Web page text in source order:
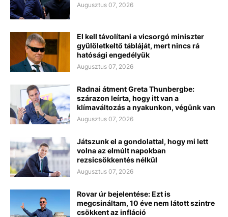
Augusztus 07, 2026
El kell távolítani a vicsorgó miniszter
gyülöletkeltő tábláját, mert nincs rá
hatósági engedélyük
Augusztus 07, 2026
Radnai átment Greta Thunbergbe:
szárazon leírta, hogy itt van a
klímaváltozás a nyakunkon, végünk van
Augusztus 07, 2026
Játszunk el a gondolattal, hogy mi lett
volna az elmúlt napokban
rezsicsökkentés nélkül
Augusztus 07, 2026
Rovar úr bejelentése: Ezt is
megcsináltam, 10 éve nem látott szintre
csökkent az infláció